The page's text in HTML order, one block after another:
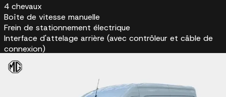
4 chevaux
Boîte de vitesse manuelle
Frein de stationnement électrique
Interface d'attelage arrière (avec contrôleur et câble de
connexion)
Interface pour remorque
Pneus 215/75 R 16 C